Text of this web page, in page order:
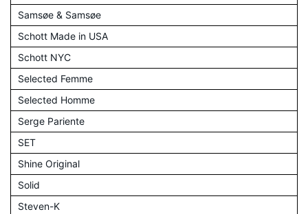
Samsøe & Samsøe
Schott Made in USA
Schott NYC
Selected Femme
Selected Homme
Serge Pariente
SET
Shine Original
Solid
Steven-K